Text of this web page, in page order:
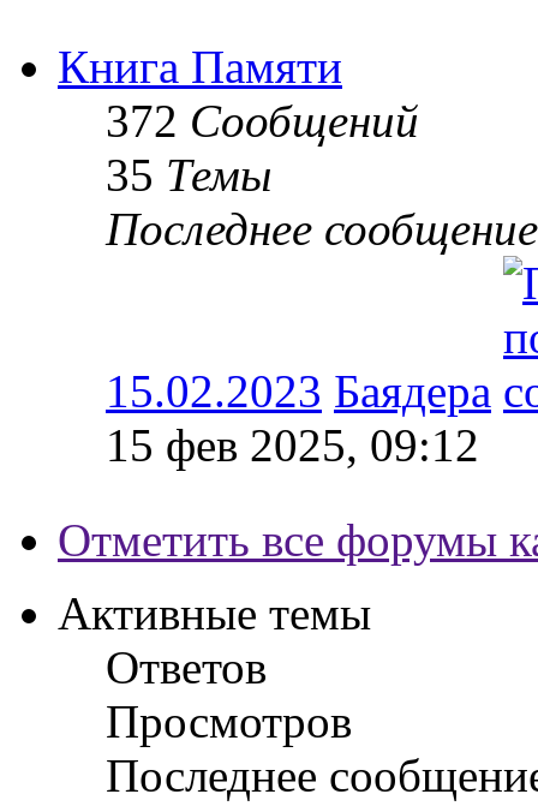
Книга Памяти
372 Сообщений
35 Темы
Последнее сообщение
15.02.2023 Баядера
15 фев 2025, 09:12
Отметить все форумы
Активные темы
Ответов
Просмотров
Последнее